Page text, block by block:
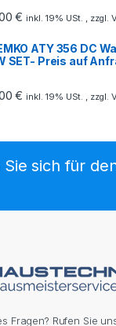
€ inkl. 19% USt. , zzgl.
ATY 356 DC
SET- Preis auf
€ inkl. 19% USt. , zzgl.
Sie sich für
Fragen? Rufen Sie